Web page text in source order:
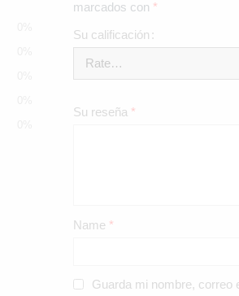
marcados con *
Su calificación
Su reseña *
Name *
Guarda mi nombre, correo